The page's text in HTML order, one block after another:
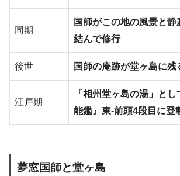
同期
国師がこの地の風景と
結んで修行
後世 国師の庵跡が堂ヶ島に残
江戸期
「相州堂ヶ島の湯」と
能鑑』東-前頭4段目に登
夢窓国師と堂ヶ島